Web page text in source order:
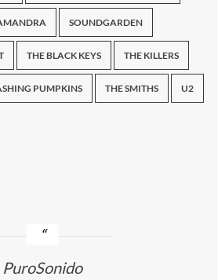
SOUNDGARDEN
THE BLACK KEYS THE KILLERS
PUMPKINS THE SMITHS U2
PuroSonido